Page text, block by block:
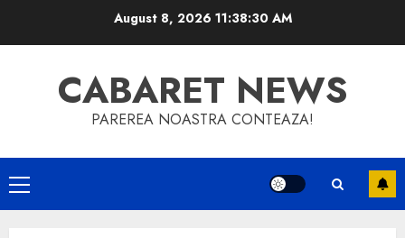
August 8, 202611:38:31 AM
CABARET NEWS
PAREREA NOASTRA CONTEAZA!
Primary
Menu